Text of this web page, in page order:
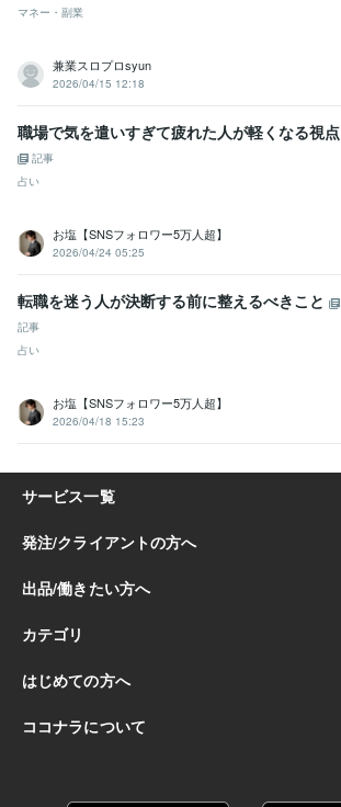
マネー・副業
兼業スロプロsyun
2026/04/15 12:18
職場で気を遣いすぎて疲れた人が軽くなる視点
記事
占い
お塩【SNSフォロワー5万人超】
2026/04/24 05:25
転職を迷う人が決断する前に整えるべきこと
記事
占い
お塩【SNSフォロワー5万人超】
2026/04/18 15:23